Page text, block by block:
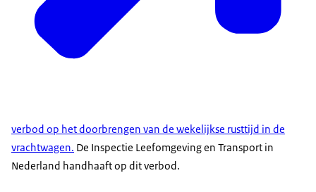
verbod op het doorbrengen van de wekelijkse rusttijd in de
vrachtwagen. De Inspectie Leefomgeving en Transport in
Nederland handhaaft op dit verbod.